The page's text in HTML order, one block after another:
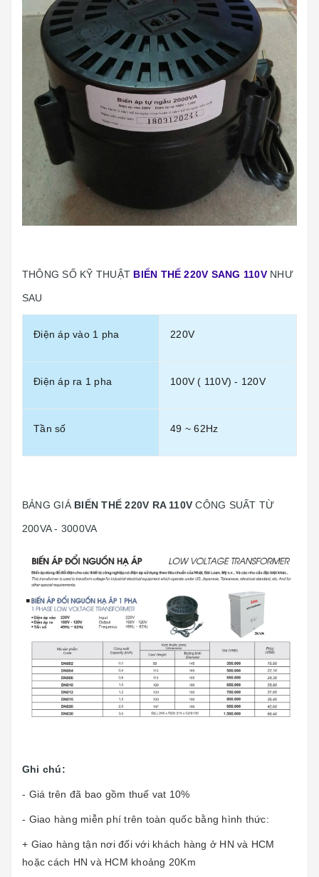
THÔNG SỐ KỸ THUẬT BIẾN THẾ 220V SANG 110V NHƯ
SAU
Điện áp vào 1 pha 220V
Điện áp ra 1 pha 100V ( 110V) - 120V
Tần số 49 ~ 62Hz
BẢNG GIÁ BIẾN THẾ 220V RA 110V CÔNG SUẤT TỪ
200VA - 3000VA
Ghi chú:
- Giá trên đã bao gồm thuế vat 10%
- Giao hàng miễn phí trên toàn quốc bằng hình thức:
+ Giao hàng tận nơi đối với khách hàng ở HN và HCM
hoặc cách HN và HCM khoảng 20Km